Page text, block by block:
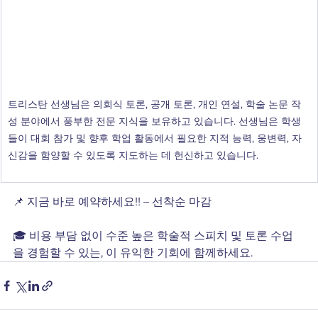
트리스탄 선생님은 의회식 토론, 공개 토론, 개인 연설, 학술 논문 작
성 분야에서 풍부한 전문 지식을 보유하고 있습니다. 선생님은 학생
들이 대회 참가 및 향후 학업 활동에서 필요한 지적 능력, 웅변력, 자
신감을 함양할 수 있도록 지도하는 데 헌신하고 있습니다.
📌 지금 바로 예약하세요!! – 선착순 마감
🎓 비용 부담 없이 수준 높은 학술적 스피치 및 토론 수업
을 경험할 수 있는, 이 유익한 기회에 함께하세요.